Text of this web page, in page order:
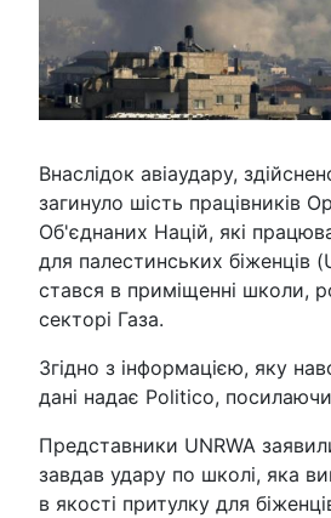
Внаслідок авіаудару,
загинуло шість працівників
Об'єднаних Націй, які
для палестинських біженців
стався в приміщенні школи,
секторі Газа.
Згідно з інформацією, яку
дані надає Politico,
Представники UNRWA
завдав удару по школі, яка
в якості притулку для